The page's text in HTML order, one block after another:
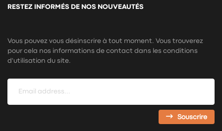
RESTEZ INFORMÉS DE NOS NOUVEAUTÉS
Vous pouvez vous désinscrire à tout moment. Vous trouverez
pour cela nos informations de contact dans les conditions
d'utilisation du site.
Souscrire